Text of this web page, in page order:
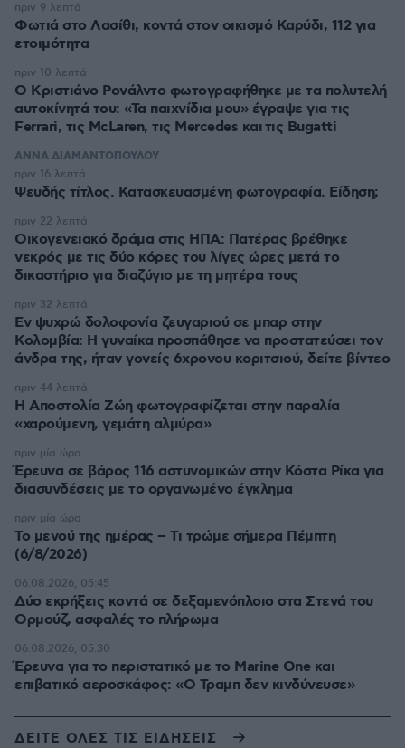
Φωτιά στο Λασίθι, κοντά στον οικισμό Καρύδι, 112 για
ετοιμότητα
πριν 9 λεπτά
Ο Κριστιάνο Ρονάλντο φωτογραφήθηκε με τα πολυτελή
αυτοκίνητά του: «Τα παιχνίδια μου» έγραψε για τις
Ferrari, τις McLaren, τις Mercedes και τις Bugatti
πριν 10 λεπτά
ΑΝΝΑ ΔΙΑΜΑΝΤΟΠΟΥΛΟΥ
Ψευδής τίτλος. Κατασκευασμένη φωτογραφία. Είδηση;
πριν 16 λεπτά
Οικογενειακό δράμα στις ΗΠΑ: Πατέρας βρέθηκε
νεκρός με τις δύο κόρες του λίγες ώρες μετά το
δικαστήριο για διαζύγιο με τη μητέρα τους
πριν 22 λεπτά
Εν ψυχρώ δολοφονία ζευγαριού σε μπαρ στην
Κολομβία: Η γυναίκα προσπάθησε να προστατεύσει τον
άνδρα της, ήταν γονείς 6χρονου κοριτσιού, δείτε βίντεο
πριν 32 λεπτά
H Αποστολία Ζώη φωτογραφίζεται στην παραλία
«χαρούμενη, γεμάτη αλμύρα»
πριν 44 λεπτά
Έρευνα σε βάρος 116 αστυνομικών στην Κόστα Ρίκα για
διασυνδέσεις με το οργανωμένο έγκλημα
πριν μία ώρα
Το μενού της ημέρας – Τι τρώμε σήμερα Πέμπτη
(6/8/2026)
πριν μία ώρα
Δύο εκρήξεις κοντά σε δεξαμενόπλοιο στα Στενά του
Ορμούζ, ασφαλές το πλήρωμα
06.08.2026, 05:45
Έρευνα για το περιστατικό με το Marine One και
επιβατικό αεροσκάφος: «Ο Τραμπ δεν κινδύνευσε»
06.08.2026, 05:30
ΔΕΙΤΕ ΟΛΕΣ ΤΙΣ ΕΙΔΗΣΕΙΣ